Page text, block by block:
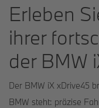
Erleben
ihrer
der BMW
Der BMW iX xDrive45
BMW steht: präzise